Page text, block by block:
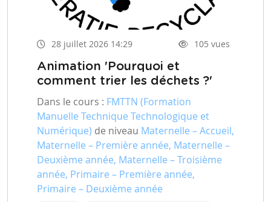
28 juillet 2026 14:29 105 vues
Animation 'Pourquoi et
comment trier les déchets ?'
Dans le cours : FMTTN (Formation
Manuelle Technique Technologique et
Numérique) de niveau Maternelle – Accueil,
Maternelle – Première année, Maternelle –
Deuxième année, Maternelle – Troisième
année, Primaire – Première année,
Primaire – Deuxième année